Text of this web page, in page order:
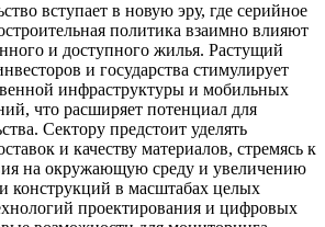
вступает в новую эру, где серийное
политика взаимно влияют
и доступного жилья. Растущий
и государства стимулирует
инфраструктуры и мобильных
что расширяет потенциал для
Сектору предстоит уделять
и качеству материалов, стремясь к
на окружающую среду и увеличению
конструкций в масштабах целых
проектирования и цифровых